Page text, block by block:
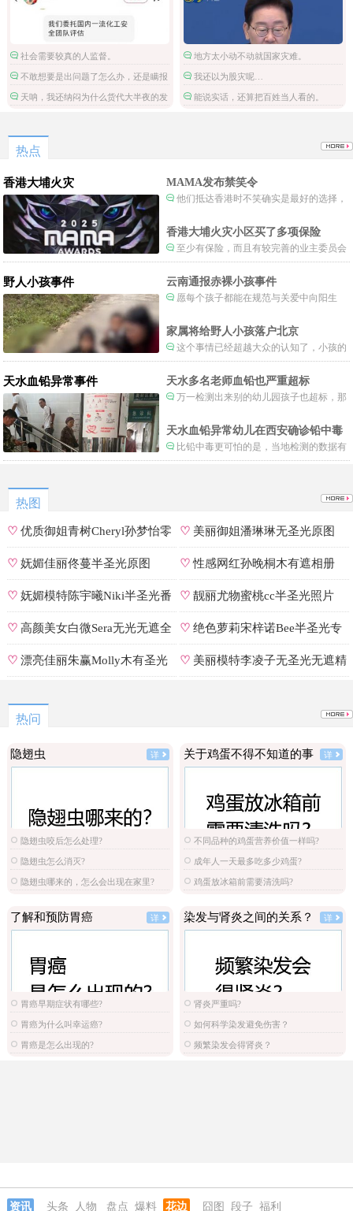
社会需要较真的人监督。
不敢想要是出问题了怎么办，还是瞒报
进来的。
天呐，我还纳闷为什么货代大半夜的发
地方太小动不动就国家灾难。
我还以为股灾呢…
能说实话，还算把百姓当人看的。
热点
香港大埔火灾 MAMA发布禁笑令
他们抵达香港时不笑确实是最好的选择，
一种保护吧。
香港大埔火灾小区买了多项保险
至少有保险，而且有较完善的业主委员会
制度。
野人小孩事件 云南通报赤裸小孩事件
愿每个孩子都能在规范与关爱中向阳生
家属将给野人小孩落户北京
这个事情已经超越大众的认知了，小孩的
形体和状态已经畸形了，得尽快送医。
天水血铅异常事件 天水多名老师血铅也严重超标
万一检测出来别的幼儿园孩子也超标，那
天水血铅异常幼儿在西安确诊铅中毒
比铅中毒更可怕的是，当地检测的数据有
可能被造假。
热图
♡优质御姐青树Cheryl孙梦怡零
遮罩私拍
♡ 美丽御姐潘琳琳无圣光原图
♡妩媚佳丽佟蔓半圣光原图 ♡性感网红孙晚桐木有遮相册
♡妩媚模特陈宇曦Niki半圣光番
号
♡ 靓丽尤物蜜桃cc半圣光照片
♡高颜美女白微Sera无光无遮全
集
♡ 绝色萝莉宋梓诺Bee半圣光专
辑
♡漂亮佳丽朱赢Molly木有圣光 ♡ 美丽模特李凌子无圣光无遮精
热问
隐翅虫 详
隐翅虫咬后怎么处理?
隐翅虫怎么消灭?
隐翅虫哪来的，怎么会出现在家里?
关于鸡蛋不得不知道的事 详
不同品种的鸡蛋营养价值一样吗?
成年人一天最多吃多少鸡蛋?
鸡蛋放冰箱前需要清洗吗?
了解和预防胃癌 详
胃癌早期症状有哪些?
胃癌为什么叫幸运癌?
胃癌是怎么出现的?
染发与肾炎之间的关系？ 详
肾炎严重吗?
如何科学染发避免伤害？
频繁染发会得肾炎？
资讯 头条 人物 盘点 爆料 花边 囧图 段子 福利